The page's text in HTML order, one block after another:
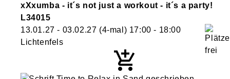
xXxumba - it´s not just a workout - it´s a party!
L34015
13.01.27 - 03.02.27 (4-mal) 17:00 - 18:00
Lichtenfels